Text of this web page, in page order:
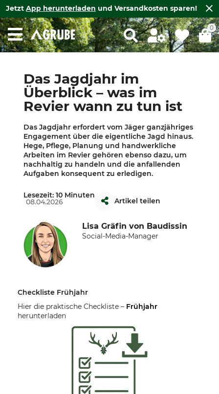
Jetzt App herunterladen und Versandkosten sparen!
0
Das Jagdjahr im
Überblick – was im
Revier wann zu tun ist
Das Jagdjahr erfordert vom Jäger ganzjähriges
Engagement über die eigentliche Jagd hinaus.
Hege, Pflege, Planung und handwerkliche
Arbeiten im Revier gehören ebenso dazu, um
nachhaltig zu handeln und die anfallenden
Aufgaben konsequent zu erledigen.
08.04.2026
Lesezeit: 10 Minuten
Artikel teilen
Lisa Gräfin von Baudissin
Social-Media-Manager
Checkliste Frühjahr
Hier die praktische Checkliste – Frühjahr
herunterladen